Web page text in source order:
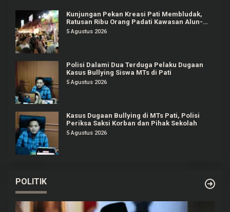
Kunjungan Pekan Kreasi Pati Membludak,
Ratusan Ribu Orang Padati Kawasan Alun-
alun Pati
5 Agustus 2026
Polisi Dalami Dua Terduga Pelaku Dugaan
Kasus Bullying Siswa MTs di Pati
5 Agustus 2026
Kasus Dugaan Bullying di MTs Pati, Polisi
Periksa Saksi Korban dan Pihak Sekolah
5 Agustus 2026
POLITIK